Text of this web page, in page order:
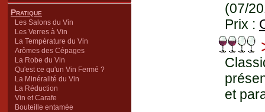
Pratique
Les Salons du Vin
Les Verres à Vin
La Température du Vin
Arômes des Cépages
La Robe du Vin
Qu'est ce qu'un Vin Fermé ?
La Minéralité du Vin
La Réduction
Vin et Carafe
Bouteille entamée
(07/
Prix :
et